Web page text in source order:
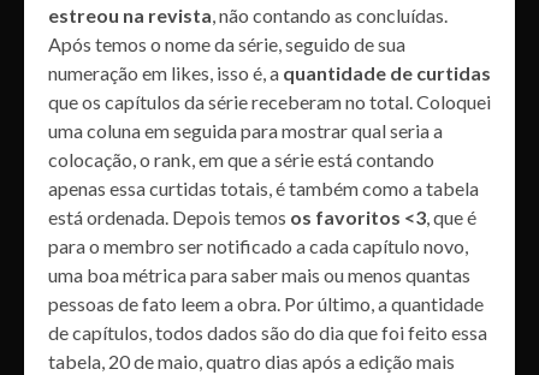
estreou na revista, não contando as concluídas.
Após temos o nome da série, seguido de sua
numeração em likes, isso é, a quantidade de curtidas
que os capítulos da série receberam no total. Coloquei
uma coluna em seguida para mostrar qual seria a
colocação, o rank, em que a série está contando
apenas essa curtidas totais, é também como a tabela
está ordenada. Depois temos os favoritos <3, que é
para o membro ser notificado a cada capítulo novo,
uma boa métrica para saber mais ou menos quantas
pessoas de fato leem a obra. Por último, a quantidade
de capítulos, todos dados são do dia que foi feito essa
tabela, 20 de maio, quatro dias após a edição mais